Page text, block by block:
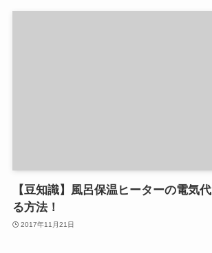
【豆知識】風呂保温ヒーターの電気
る方法！
2017年11月21日